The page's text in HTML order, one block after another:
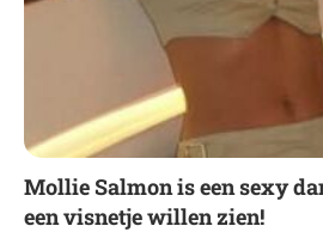
Mollie Salmon is een sexy
een visnetje willen zien!